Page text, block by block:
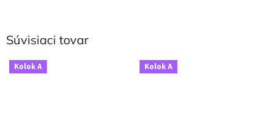
Súvisiaci tovar
Kolok A Kolok A